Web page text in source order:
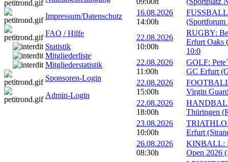
Impressum/Datenschutz
FAQ / Hilfe
Statistik
Mitgliederliste
Mitgliederstatistik
Sponsoren-Login
Admin-Login
16.08.2026
14:00h
(Sportforum
22.08.2026
10:00h
RUGBY:
Erfurt Oaks
10:0
22.08.2026
11:00h
GOLF:
GC Erfurt
22.08.2026
15:00h
Virgin
22.08.2026
18:00h
Thüringen
23.08.2026
10:00h
Erfurt
26.08.2026
08:30h
KINBALL:
Open 2026